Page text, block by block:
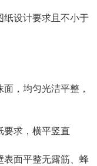
设计要求且不小于
，均匀光洁平整，
求，横平竖直
面平整无露筋、蜂